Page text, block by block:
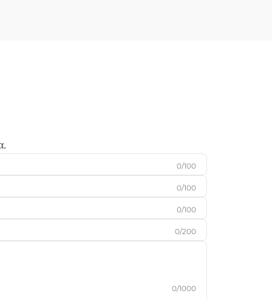
0/100
0/100
0/100
0/200
0/1000